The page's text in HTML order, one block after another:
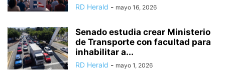
RD Herald - mayo 16, 2026
Senado estudia crear Ministerio
de Transporte con facultad para
inhabilitar a...
RD Herald - mayo 1, 2026